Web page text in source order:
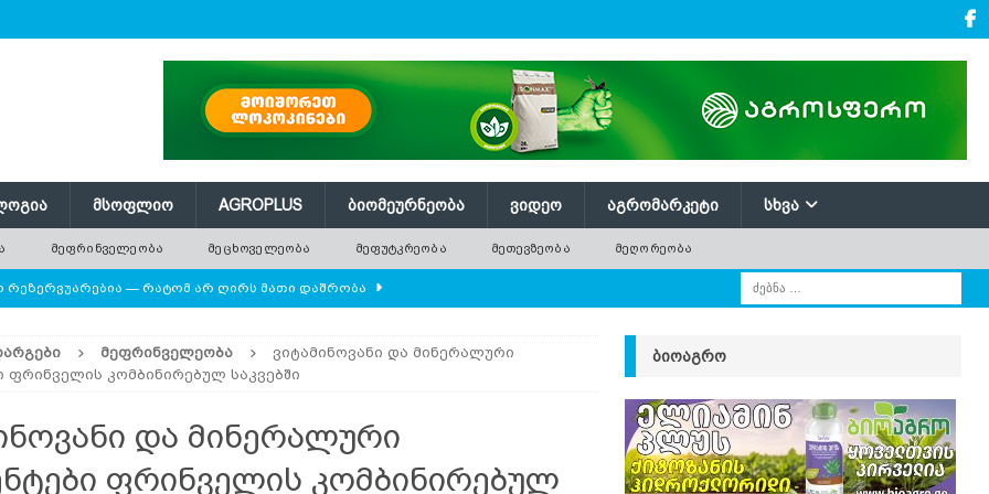
ᲛᲡᲝᲤᲚᲘᲝ AGROPLUS ᲑᲘᲝᲛᲔᲣᲠᲜᲔᲝᲑᲐ ᲕᲘᲓᲔᲝ ᲐᲒᲠᲝᲛᲐᲠᲙᲔᲢᲘ ᲡᲮᲕᲐ
ᲛᲔᲤᲠᲘᲜᲕᲔᲚᲔᲝᲑᲐ ᲛᲔᲪᲮᲝᲕᲔᲚᲔᲝᲑᲐ ᲛᲔᲤᲣᲢᲙᲠᲔᲝᲑᲐ ᲛᲔᲗᲔᲕᲖᲔᲝᲑᲐ ᲛᲔᲦᲝᲠᲔᲝᲑᲐ
რეზერვუარებია — რატომ არ ღირს მათი დაშრობა
წონას უტოლდებოდა AGROPLUS
მოშენების დროს
ეკოსისტემის საფუძველია — რატომ ქრება ველური
ᲛᲔᲤᲠᲘᲜᲕᲔᲚᲔᲝᲑᲐ
ვიტამინოვანი და მინერალური
ფრინველის კომბინირებულ საკვებში
და მინერალური
ფრინველის კომბინირებულ
ᲑᲘᲝᲐᲒᲠᲝ